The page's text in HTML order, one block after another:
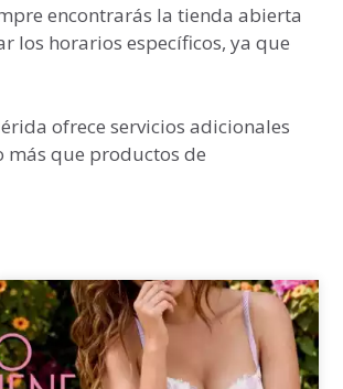
encontrarás la tienda abierta
los horarios específicos, ya que
ofrece servicios adicionales
más que productos de